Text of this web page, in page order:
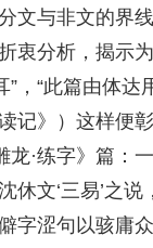
文与非文的界
衷分析，揭示
，“此篇由体达
记》）这样便
·练字》篇：
休文‘三易’之
字涩句以骇庸